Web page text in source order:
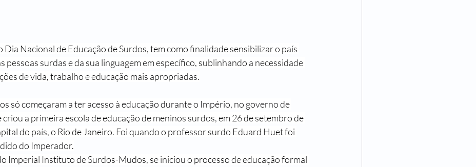
Dia Nacional de Educação de Surdos, tem como finalidade sensibilizar o país
pessoas surdas e da sua linguagem em específico, sublinhando a necessidade
de vida, trabalho e educação mais apropriadas.
só começaram a ter acesso à educação durante o Império, no governo de
a primeira escola de educação de meninos surdos, em 26 de setembro de
do país, o Rio de Janeiro. Foi quando o professor surdo Eduard Huet foi
do Imperador.
Imperial Instituto de Surdos-Mudos, se iniciou o processo de educação formal